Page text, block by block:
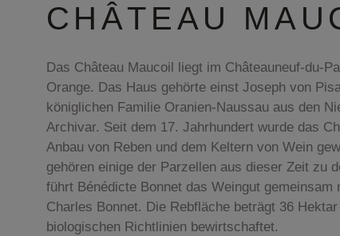
CHÂTEAU
Das Château Maucoil liegt im Châteauneuf-du-
Orange. Das Haus gehörte einst Joseph von
königlichen Familie Oranien-Naussau aus den
Archivar. Seit dem 17. Jahrhundert wurde das
Anbau von Reben und dem Keltern von Wein
gehören einige der Parzellen aus dieser Zeit zu
führt Bénédicte Bonnet das Weingut gemeinsam
Charles Bonnet. Die Rebfläche beträgt 36
biologischen Richtlinien bewirtschaftet.